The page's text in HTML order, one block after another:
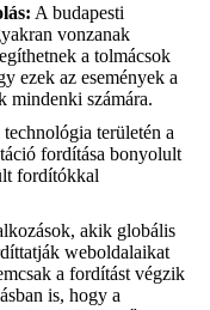
A budapesti
vonzanak
a tolmácsok
ezek az események a
mindenki számára.
területén a
fordítása bonyolult
fordítókkal
akik globális
weboldalaikat
a fordítást végzik
is, hogy a